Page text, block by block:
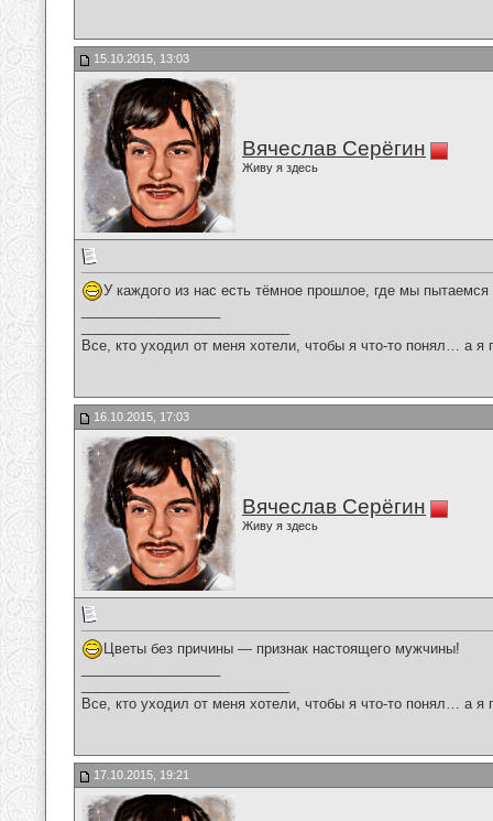
15.10.2015, 13:03
Вячеслав Серёгин
Живу я здесь
У каждого из нас есть тёмное прошлое, где мы пытаемся
Все, кто уходил от меня хотели, чтобы я что-то понял… а
16.10.2015, 17:03
Вячеслав Серёгин
Живу я здесь
Цветы без причины — признак настоящего мужчины!
Все, кто уходил от меня хотели, чтобы я что-то понял… а
17.10.2015, 19:21